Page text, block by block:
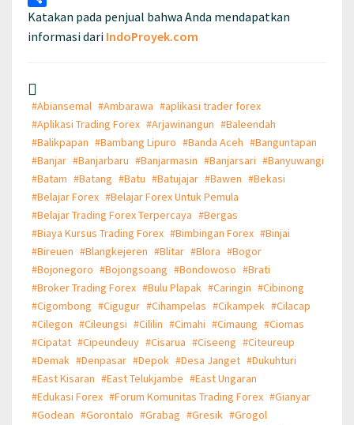
Share
Katakan pada penjual bahwa Anda mendapatkan
informasi dari IndoProyek.com
#Abiansemal #Ambarawa #aplikasi trader forex
#Aplikasi Trading Forex #Arjawinangun #Baleendah
#Balikpapan #Bambang Lipuro #Banda Aceh #Banguntapan
#Banjar #Banjarbaru #Banjarmasin #Banjarsari #Banyuwangi
#Batam #Batang #Batu #Batujajar #Bawen #Bekasi
#Belajar Forex #Belajar Forex Untuk Pemula
#Belajar Trading Forex Terpercaya #Bergas
#Biaya Kursus Trading Forex #Bimbingan Forex #Binjai
#Bireuen #Blangkejeren #Blitar #Blora #Bogor
#Bojonegoro #Bojongsoang #Bondowoso #Brati
#Broker Trading Forex #Bulu Plapak #Caringin #Cibinong
#Cigombong #Cigugur #Cihampelas #Cikampek #Cilacap
#Cilegon #Cileungsi #Cililin #Cimahi #Cimaung #Ciomas
#Cipatat #Cipeundeuy #Cisarua #Ciseeng #Citeureup
#Demak #Denpasar #Depok #Desa Janget #Dukuhturi
#East Kisaran #East Telukjambe #East Ungaran
#Edukasi Forex #Forum Komunitas Trading Forex #Gianyar
#Godean #Gorontalo #Grabag #Gresik #Grogol